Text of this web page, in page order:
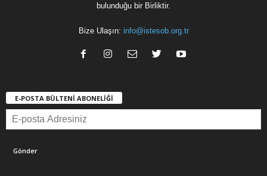
bulunduğu bir Birliktir.
Bize Ulaşın: info@istesob.org.tr
E-POSTA BÜLTENİ ABONELİĞİ